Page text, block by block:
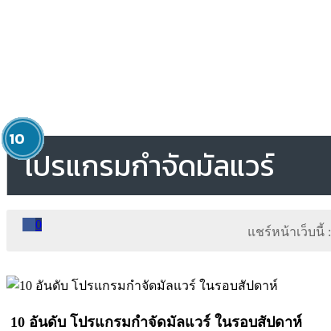
โปรแกรมกำจัดมัลแวร์
0
แชร์หน้าเว็บนี้ :
10 อันดับ โปรแกรมกำจัดมัลแวร์ ในรอบสัปดาห์
1
2
3
4
5
6
7
8
9
10